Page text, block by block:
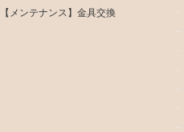
【メンテナンス】金具交換